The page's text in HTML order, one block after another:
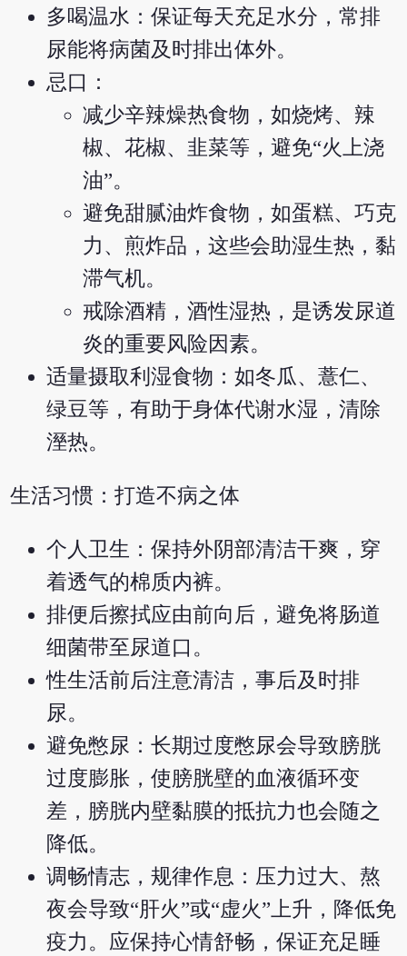
多喝温水：保证每天充足水分，常排
尿能将病菌及时排出体外。
忌口：
减少辛辣燥热食物，如烧烤、辣
椒、花椒、韭菜等，避免“火上浇
油”。
避免甜腻油炸食物，如蛋糕、巧克
力、煎炸品，这些会助湿生热，黏
滞气机。
戒除酒精，酒性湿热，是诱发尿道
炎的重要风险因素。
适量摄取利湿食物：如冬瓜、薏仁、
绿豆等，有助于身体代谢水湿，清除
溼热。
生活习惯：打造不病之体
个人卫生：保持外阴部清洁干爽，穿
着透气的棉质内裤。
排便后擦拭应由前向后，避免将肠道
细菌带至尿道口。
性生活前后注意清洁，事后及时排
尿。
避免憋尿：长期过度憋尿会导致膀胱
过度膨胀，使膀胱壁的血液循环变
差，膀胱内壁黏膜的抵抗力也会随之
降低。
调畅情志，规律作息：压力过大、熬
夜会导致“肝火”或“虚火”上升，降低免
疫力。应保持心情舒畅，保证充足睡